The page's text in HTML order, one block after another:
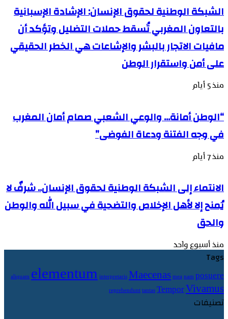
الشبكة الوطنية لحقوق الإنسان: الإشادة الإسبانية
بالتعاون المغربي تُسقط حملات التضليل وتؤكد أن
مافيات الاتجار بالبشر والإشاعات هي الخطر الحقيقي
على أمن واستقرار الوطن
منذ 5 أيام
“الوطن أمانة… والوعي الشعبي صمام أمان المغرب
في وجه الفتنة ودعاة الفوضى”
منذ 7 أيام
الانتماء إلى الشبكة الوطنية لحقوق الإنسان.. شرفٌ لا
يُمنح إلا لأهل الإخلاص والتضحية في سبيل الله والوطن
والحق
منذ أسبوع واحد
Tags
aliquam elementum interpretaris Maecenas mea nam posuere
reprehendunt tantas Tempor Vivamus
تصنيفات